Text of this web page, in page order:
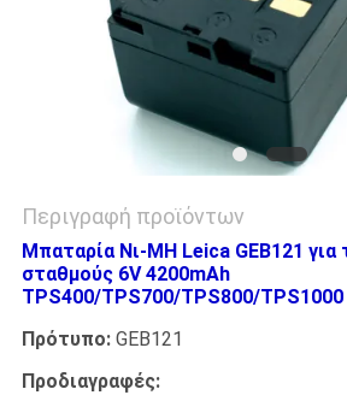
Περιγραφή προϊόντων
Μπαταρία Νι-MH Leica GEB121 για
σταθμούς 6V 4200mAh
TPS400/TPS700/TPS800/TPS1000
Πρότυπο:GEB121
Προδιαγραφές: